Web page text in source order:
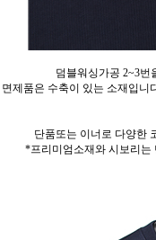
덤블워싱가공 2~3번
면제품은 수축이 있는 소재입니
단품또는 이너로 다양한
*프리미엄소재와 시보리는